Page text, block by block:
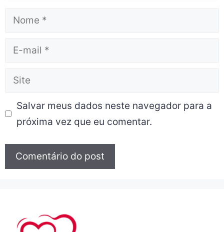
Salvar meus dados neste navegador para a
próxima vez que eu comentar.